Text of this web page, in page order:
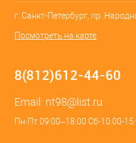
г. Санкт-Петербург, пр.
Посмотреть на карте
8(812)612-44-60
Email: nt98@list.ru
Пн-Пт 09:00–18:00 Сб-10:00-